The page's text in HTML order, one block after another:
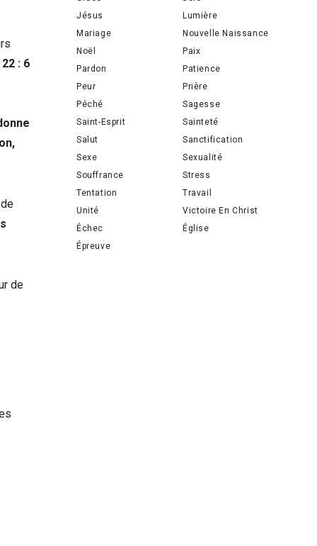
: 6
de
Jésus
Lumière
Mariage
Nouvelle Naissance
Noël
Paix
Pardon
Patience
Peur
Prière
Péché
Sagesse
Saint-Esprit
Sainteté
Salut
Sanctification
Sexe
Sexualité
Souffrance
Stress
Tentation
Travail
Unité
Victoire En Christ
Échec
Église
Épreuve